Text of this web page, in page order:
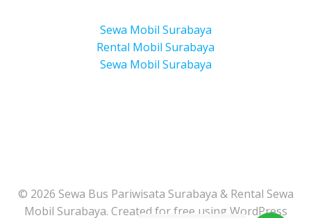
Sewa Mobil Surabaya
Rental Mobil Surabaya
Sewa Mobil Surabaya
© 2026 Sewa Bus Pariwisata Surabaya & Rental Sewa
Mobil Surabaya. Created for free using WordPress